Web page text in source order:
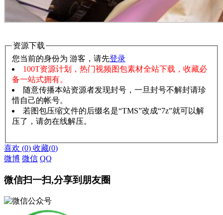
资源下载
您当前的身份为 游客，请先登录
100T资源计划，热门视频图包素材全站下载，收藏必
备一站式拥有。
随意传播本站资源者发现封号，一旦封号不解封请珍
惜自己的帐号。
若图包压缩文件的后缀名是“TMS”改成“7z”就可以解
压了，请勿在线解压。
喜欢 (0) 收藏(0)
微博 微信 QQ
微信扫一扫,分享到朋友圈